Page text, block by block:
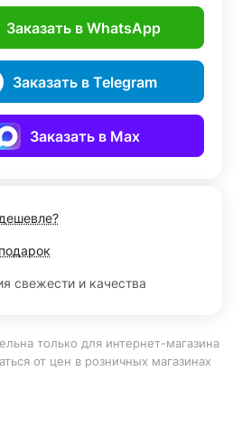
Заказать в WhatsApp
Заказать в Telegram
Заказать в Max
свежести и качества
только для интернет-магазина
от цен в розничных магазинах